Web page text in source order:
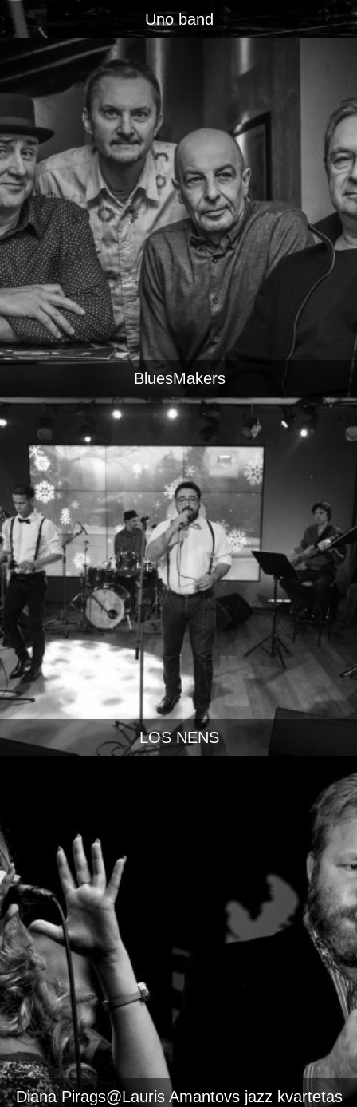
Uno band
BluesMakers
LOS NENS
Diana Pirags@Lauris Amantovs jazz kvartetas